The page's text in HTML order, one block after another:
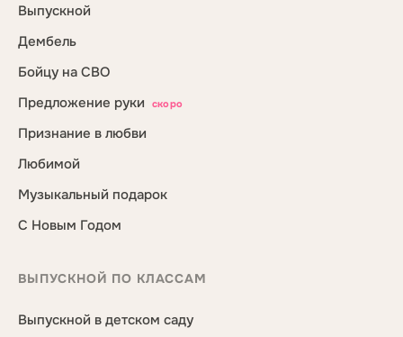
Выпускной
Дембель
Бойцу на СВО
Предложение руки
скоро
Признание в любви
Любимой
Музыкальный подарок
С Новым Годом
ВЫПУСКНОЙ ПО КЛАССАМ
Выпускной в детском саду